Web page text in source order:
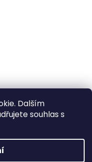
Dalším
souhlas s
×
jí